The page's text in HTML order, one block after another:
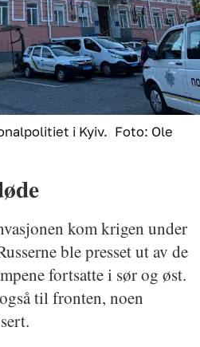
i Kyiv. Foto: Ole
kom krigen under
ble presset ut av de
fortsatte i sør og øst.
til fronten, noen